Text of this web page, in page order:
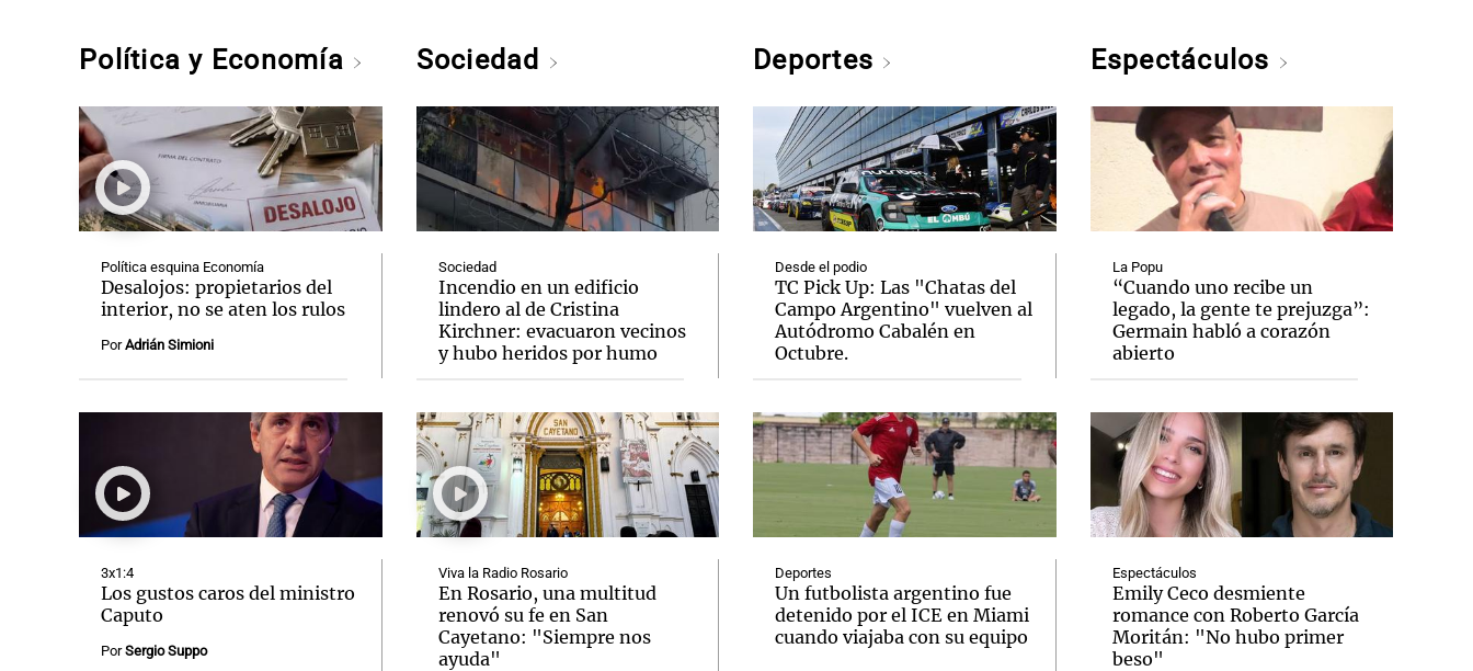
Política y Economía
Política esquina Economía
Desalojos: propietarios del
interior, no se aten los rulos
PorAdrián Simioni
3x1:4
Los gustos caros del ministro
Caputo
PorSergio Suppo
Sociedad
Sociedad
Incendio en un edificio
lindero al de Cristina
Kirchner: evacuaron vecinos
y hubo heridos por humo
Viva la Radio Rosario
En Rosario, una multitud
renovó su fe en San
Cayetano: "Siempre nos
ayuda"
Deportes
Desde el podio
TC Pick Up: Las "Chatas del
Campo Argentino" vuelven al
Autódromo Cabalén en
Octubre.
Deportes
Un futbolista argentino fue
detenido por el ICE en Miami
cuando viajaba con su equipo
Espectáculos
La Popu
“Cuando uno recibe un
legado, la gente te prejuzga”:
Germain habló a corazón
abierto
Espectáculos
Emily Ceco desmiente
romance con Roberto García
Moritán: "No hubo primer
beso"
Notas Notas Notas